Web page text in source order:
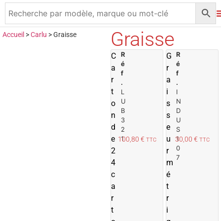
Accueil >Carlu >Graisse Graisse
C
a
r
t
o
n
d
e
2
4
c
a
r
t
R
é
f
.
L
U
B
3
2
1
100,80 € TTC
A
o
u
e
a
u
p
n
e
G
r
a
i
s
s
e
u
r
m
é
t
r
i
R
é
f
.
I
N
D
U
S
1
0
7
30,00 € TTC